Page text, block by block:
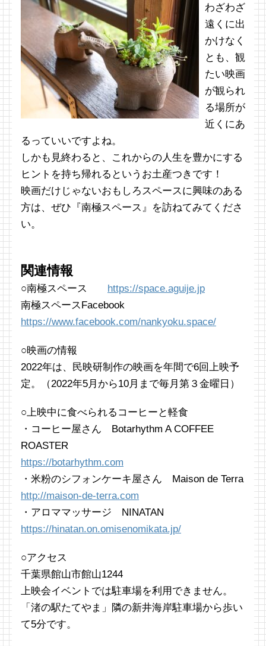
わざわざ
遠くに出
かけなく
とも、観
たい映画
が観られ
る場所が
近くにあ
るっていいですよね。
しかも見終わると、これからの人生を豊かにする
ヒントを持ち帰れるというお土産つきです！
映画だけじゃないおもしろスペースに興味のある
方は、ぜひ『南極スペース』を訪ねてみてくださ
い。
関連情報
○南極スペース https://space.aguije.jp
南極スペースFacebook
https://www.facebook.com/nankyoku.space/
○映画の情報
2022年は、民映研制作の映画を年間で6回上映予
定。（2022年5月から10月まで毎月第３金曜日）
○上映中に食べられるコーヒーと軽食
・コーヒー屋さん Botarhythm A COFFEE
ROASTER
https://botarhythm.com
・米粉のシフォンケーキ屋さん Maison de Terra
http://maison-de-terra.com
・アロママッサージ NINATAN
https://hinatan.on.omisenomikata.jp/
○アクセス
千葉県館山市館山1244
上映会イベントでは駐車場を利用できません。
「渚の駅たてやま」隣の新井海岸駐車場から歩い
て5分です。